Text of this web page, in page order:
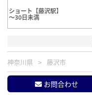
ショート【藤沢駅】
～30日未満
神奈川県 藤沢市
お問合わせ